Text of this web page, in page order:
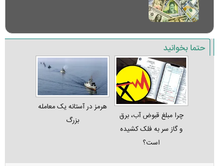
حتما بخوانید
چرا مبلغ قبوض آب، برق
و گاز سر به فلک کشیده
است؟
هرمز در آستانه یک معامله
بزرگ